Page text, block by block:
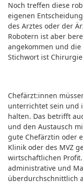
Noch treffen diese
eigenen
des Arztes oder der
Robotern ist aber
angekommen und
Stichwort ist Chirurgie
Chefärzt:innen
unterrichtet sein und
halten. Das betrifft
und den Austausch
gute Chefärztin oder
Klinik oder des MVZ
wirtschaftlichen
administrative und
überdurchschnittlich